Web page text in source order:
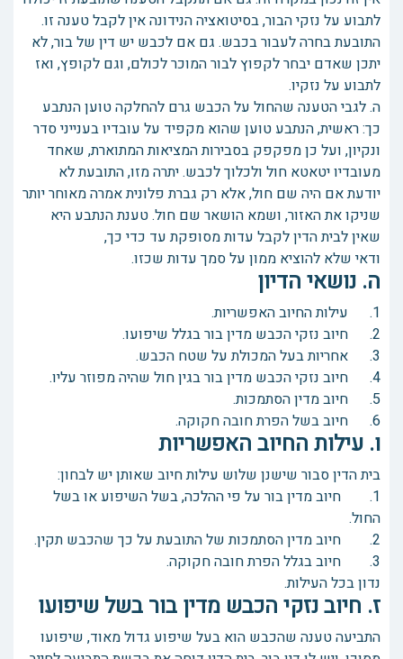
לתבוע על נזקי הבור, בסיטואציה הנידונה אין לקבל טענה זו.
התובעת בחרה לעבור בכבש. גם אם לכבש יש דין של בור, לא
יתכן שאדם יבחר לקפוץ לבור המוכר לכולם, וגם לקופץ, ואז
לתבוע על נזקיו.
ה. לגבי הטענה שהחול על הכבש גרם להחלקה טוען הנתבע
כך: ראשית, הנתבע טוען שהוא מקפיד על עובדיו בענייני סדר
ונקיון, ועל כן מפקפק בסבירות המציאות המתוארת, שאחד
מעובדיו יטאטא חול ולכלוך לכבש. יתרה מזו, התובעת לא
יודעת אם היה שם חול, אלא רק גברת פלונית אמרה מאוחר יותר
שניקו את האזור, ושמא הושאר שם חול. טענת הנתבע היא
שאין לבית הדין לקבל עדות מסופקת עד כדי כך,
ודאי שלא להוציא ממון על סמך עדות שכזו.
ה. נושאי הדיון
1. עילות החיוב האפשריות.
2. חיוב נזקי הכבש מדין בור בגלל שיפועו.
3. אחריות בעל המכולת על שטח הכבש.
4. חיוב נזקי הכבש מדין בור בגין חול שהיה מפוזר עליו.
5. חיוב מדין הסתמכות.
6. חיוב בשל הפרת חובה חקוקה.
ו. עילות החיוב האפשריות
בית הדין סבור שישנן שלוש עילות חיוב שאותן יש לבחון:
1. חיוב מדין בור על פי ההלכה, בשל השיפוע או בשל
החול.
2. חיוב מדין הסתמכות של התובעת על כך שהכבש תקין.
3. חיוב בגלל הפרת חובה חקוקה.
נדון בכל העילות.
ז. חיוב נזקי הכבש מדין בור בשל שיפועו
התביעה טענה שהכבש הוא בעל שיפוע גדול מאוד, שיפועו